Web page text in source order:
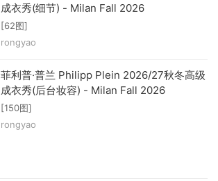
成衣秀(细节) - Milan Fall 2026
[62图]
rongyao
菲利普·普兰 Philipp Plein 2026/27秋冬高级
成衣秀(后台妆容) - Milan Fall 2026
[150图]
rongyao